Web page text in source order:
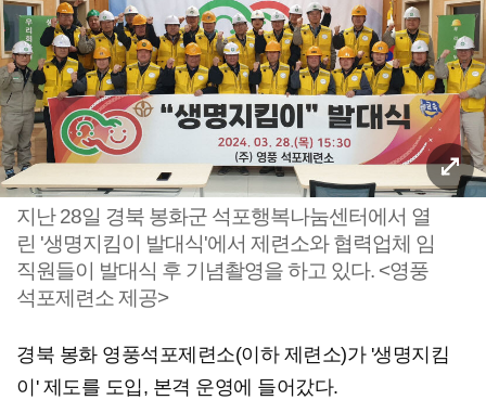
지난 28일 경북 봉화군 석포행복나눔센터에서 열
린 '생명지킴이 발대식'에서 제련소와 협력업체 임
직원들이 발대식 후 기념촬영을 하고 있다. <영풍
석포제련소 제공>
경북 봉화 영풍석포제련소(이하 제련소)가 '생명지킴
이' 제도를 도입, 본격 운영에 들어갔다.